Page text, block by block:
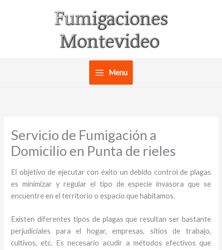
Menu
Servicio de Fumigación a
Domicilio en Punta de rieles
El objetivo de ejecutar con éxito un debido control de plagas
es minimizar y regular el tipo de especie invasora que se
encuentre en el territorio o espacio que habitamos.
Existen diferentes tipos de plagas que resultan ser bastante
perjudiciales para el hogar, empresas, sitios de trabajo,
cultivos, etc. Es necesario acudir a métodos efectivos que